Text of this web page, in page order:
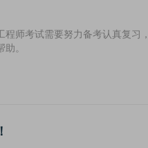
师考试需要努力备考认真复习
。